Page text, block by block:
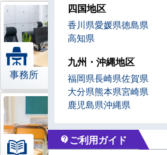
事務所 レストラ
四国地区
香川県愛媛県徳島県
高知県
九州・沖縄地区
福岡県長崎県佐賀県
大分県熊本県宮崎県
鹿児島県沖縄県
contact_support ご利用ガイド